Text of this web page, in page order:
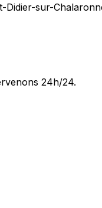
Didier-sur-
24h/24.